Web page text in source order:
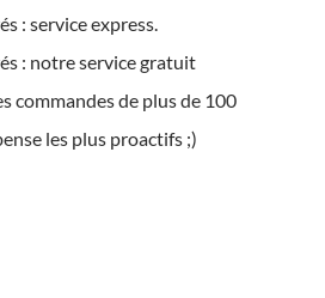
: service express.
: notre service gratuit
commandes de plus de 100
les plus proactifs ;)